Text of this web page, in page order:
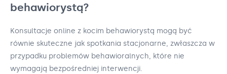
behawiorystą?
Konsultacje online z kocim behawiorystą mogą być
równie skuteczne jak spotkania stacjonarne, zwłaszcza w
przypadku problemów behawioralnych, które nie
wymagają bezpośredniej interwencji.